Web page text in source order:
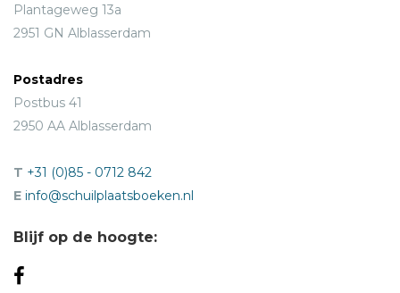
Plantageweg 13a
2951 GN Alblasserdam
Postadres
Postbus 41
2950 AA Alblasserdam
T +31 (0)85 - 0712 842
E info@schuilplaatsboeken.nl
Blijf op de hoogte: